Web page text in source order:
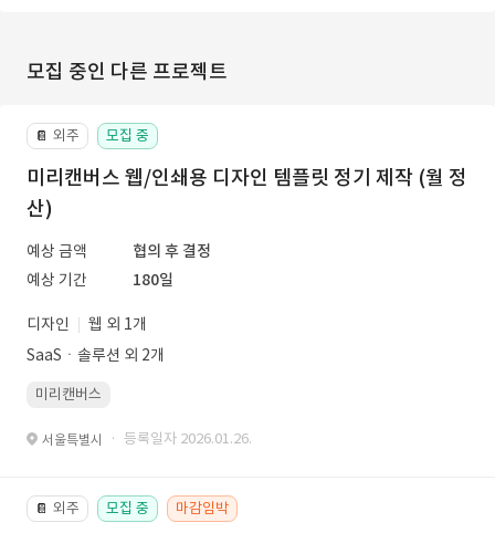
모집 중인 다른 프로젝트
📔 외주 모집 중
미리캔버스 웹/인쇄용 디자인 템플릿 정기 제작 (월 정
산)
예상 금액
협의 후 결정
예상 기간
180일
디자인
웹 외 1개
SaaSㆍ솔루션 외 2개
미리캔버스
서울특별시 · 등록일자 2026.01.26.
📔 외주 모집 중 마감임박